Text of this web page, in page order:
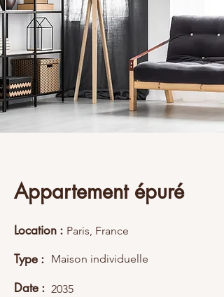
Appartement épuré
Location : Paris, France
Type : Maison individuelle
Date : 2035